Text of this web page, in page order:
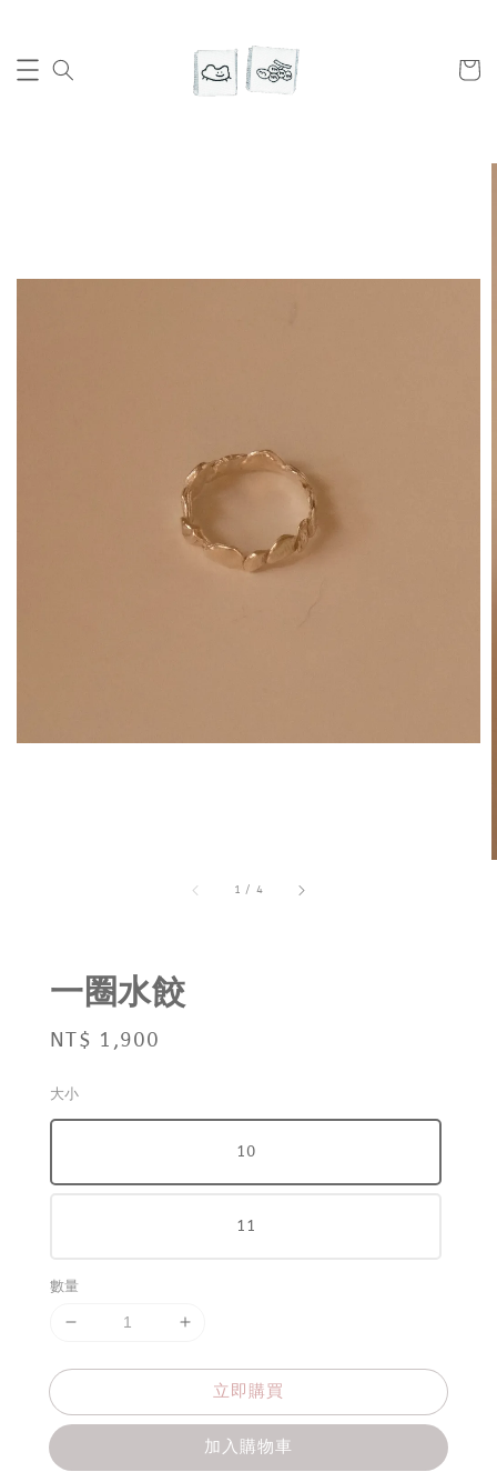
1 / 4
一圈水餃
Regular
NT$ 1,900
大小
10
11
數量
立即購買
加入購物車